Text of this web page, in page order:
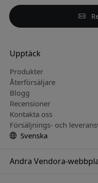
Upptäck
Produkter
Återförsäljare
Blogg
Recensioner
Kontakta oss
Försäljnings- och
Svenska
Andra Vendora-